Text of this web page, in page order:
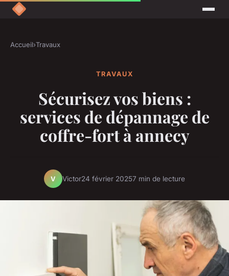
Accueil›Travaux
TRAVAUX
Sécurisez vos biens :
services de dépannage de
coffre-fort à annecy
V Victor24 février 20257 min de lecture